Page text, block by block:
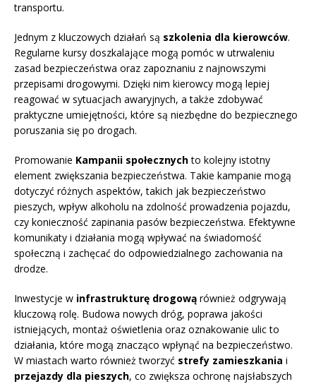
transportu.
Jednym z kluczowych działań są szkolenia dla kierowców.
Regularne kursy doszkalające mogą pomóc w utrwaleniu
zasad bezpieczeństwa oraz zapoznaniu z najnowszymi
przepisami drogowymi. Dzięki nim kierowcy mogą lepiej
reagować w sytuacjach awaryjnych, a także zdobywać
praktyczne umiejętności, które są niezbędne do bezpiecznego
poruszania się po drogach.
Promowanie Kampanii społecznychto kolejny istotny
element zwiększania bezpieczeństwa. Takie kampanie mogą
dotyczyć różnych aspektów, takich jak bezpieczeństwo
pieszych, wpływ alkoholu na zdolność prowadzenia pojazdu,
czy konieczność zapinania pasów bezpieczeństwa. Efektywne
komunikaty i działania mogą wpływać na świadomość
społeczną i zachęcać do odpowiedzialnego zachowania na
drodze.
Inwestycje w infrastrukturę drogową również odgrywają
kluczową rolę. Budowa nowych dróg, poprawa jakości
istniejących, montaż oświetlenia oraz oznakowanie ulic to
działania, które mogą znacząco wpłynąć na bezpieczeństwo.
W miastach warto również tworzyć strefy zamieszkania i
przejazdy dla pieszych, co zwiększa ochronę najsłabszych